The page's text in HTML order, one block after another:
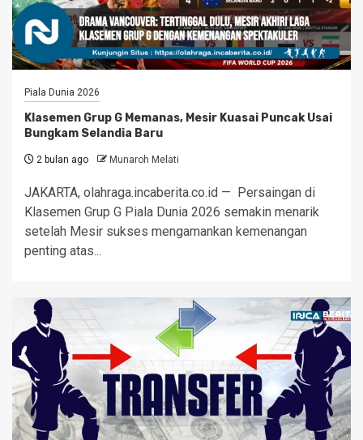
Piala Dunia 2026
Klasemen Grup G Memanas, Mesir Kuasai Puncak Usai
Bungkam Selandia Baru
2 bulan ago Munaroh Melati
JAKARTA, olahraga.incaberita.co.id — Persaingan di
Klasemen Grup G Piala Dunia 2026 semakin menarik
setelah Mesir sukses mengamankan kemenangan
penting atas...